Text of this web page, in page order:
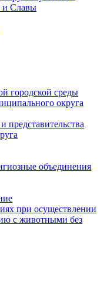
и Славы
городской среды
округа
представительства
объединения
при осуществлении
с животными без